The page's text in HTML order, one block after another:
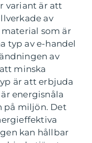
variant är att
av
som är
typ av e-handel
av
minska
är att erbjuda
energisnåla
på miljön. Det
kan hållbar